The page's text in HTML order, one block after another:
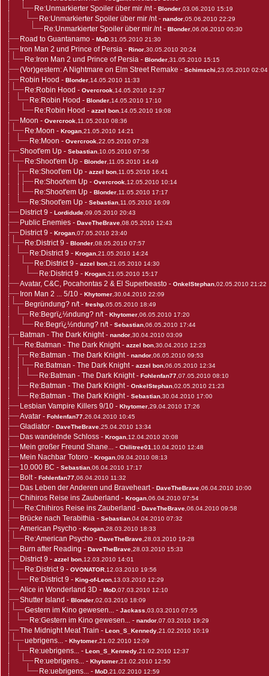
Re:Unmarkierter Spoiler über mir /nt- Blonder ,03.06.2010 15:19
Re:Unmarkierter Spoiler über mir /nt- nandor ,05.06.2010 22:29
Re:Unmarkierter Spoiler über mir /nt- Blonder ,06.06.2010 00:30
Road to Guantanamo - MoD ,31.05.2010 21:30
Iron Man 2 und Prince of Persia - Rinor ,30.05.2010 20:24
Re:Iron Man 2 und Prince of Persia - Blonder ,31.05.2010 15:15
(Vor)gestern: A Nightmare on Elm Street Remake - Schimschi ,23.05.2010 02:04
Robin Hood - Blonder ,14.05.2010 11:33
Re:Robin Hood - Overcrook ,14.05.2010 12:37
Re:Robin Hood - Blonder ,14.05.2010 17:10
Re:Robin Hood - azzel bon ,14.05.2010 19:08
Moon - Overcrook ,11.05.2010 08:36
Re:Moon - Krogan ,21.05.2010 14:21
Re:Moon - Overcrook ,22.05.2010 07:28
Shoot'em Up - Sebastian ,10.05.2010 07:56
Re:Shoot'em Up - Blonder ,11.05.2010 14:49
Re:Shoot'em Up - azzel bon ,11.05.2010 16:41
Re:Shoot'em Up - Overcrook ,12.05.2010 10:14
Re:Shoot'em Up - Blonder ,11.05.2010 17:17
Re:Shoot'em Up - Sebastian ,11.05.2010 16:09
District 9 - Lordidude ,09.05.2010 20:43
Public Enemies - DaveTheBrave ,08.05.2010 12:43
District 9 - Krogan ,07.05.2010 23:40
Re:District 9 - Blonder ,08.05.2010 07:57
Re:District 9 - Krogan ,21.05.2010 14:24
Re:District 9 - azzel bon ,21.05.2010 14:30
Re:District 9 - Krogan ,21.05.2010 15:17
Avatar, C&C, Pocahontas 2 & El Superbeasto - OnkelStephan ,02.05.2010 21:22
Iron Man 2 ... 5/10 - Khytomer ,30.04.2010 22:09
Begründung? n/t- freshp ,05.05.2010 18:49
Re:Begrï¿½ndung? n/t- Khytomer ,06.05.2010 17:20
Re:Begrï¿½ndung? n/t- Sebastian ,06.05.2010 17:44
Batman - The Dark Knight- nandor ,30.04.2010 03:09
Re:Batman - The Dark Knight- azzel bon ,30.04.2010 12:23
Re:Batman - The Dark Knight- nandor ,06.05.2010 09:53
Re:Batman - The Dark Knight- azzel bon ,06.05.2010 12:34
Re:Batman - The Dark Knight- Fohlenfan77 ,07.05.2010 08:10
Re:Batman - The Dark Knight- OnkelStephan ,02.05.2010 21:23
Re:Batman - The Dark Knight- Sebastian ,30.04.2010 17:00
Lesbian Vampire Killers 9/10 - Khytomer ,29.04.2010 17:26
Avatar - Fohlenfan77 ,26.04.2010 10:45
Gladiator - DaveTheBrave ,25.04.2010 13:34
Das wandelnde Schloss - Krogan ,12.04.2010 20:08
Mein großer Freund Shane... - Chilitree01 ,10.04.2010 12:48
Mein Nachbar Totoro - Krogan ,09.04.2010 08:13
10.000 BC - Sebastian ,06.04.2010 17:17
Bolt- Fohlenfan77 ,06.04.2010 11:32
Das Leben der Anderen und Braveheart- DaveTheBrave ,06.04.2010 10:00
Chihiros Reise ins Zauberland - Krogan ,06.04.2010 07:54
Re:Chihiros Reise ins Zauberland - DaveTheBrave ,06.04.2010 09:58
Brücke nach Terabithia - Sebastian ,04.04.2010 07:32
American Psycho - Krogan ,28.03.2010 18:33
Re:American Psycho - DaveTheBrave ,28.03.2010 19:28
Burn after Reading - DaveTheBrave ,28.03.2010 15:33
District 9 - azzel bon ,12.03.2010 14:01
Re:District 9 - OVONATOR ,12.03.2010 19:56
Re:District 9 - King-of-Leon ,13.03.2010 12:29
Alice in Wonderland 3D - MoD ,07.03.2010 12:10
Shutter Island - Blonder ,02.03.2010 18:09
Gestern im Kino gewesen... - Jackass ,03.03.2010 07:55
Re:Gestern im Kino gewesen... - nandor ,07.03.2010 19:29
The Midnight Meat Train - Leon_S_Kennedy ,21.02.2010 10:19
uebrigens... - Khytomer ,21.02.2010 12:09
Re:uebrigens... - Leon_S_Kennedy ,21.02.2010 12:37
Re:uebrigens... - Khytomer ,21.02.2010 12:50
Re:uebrigens... - MoD ,21.02.2010 12:59